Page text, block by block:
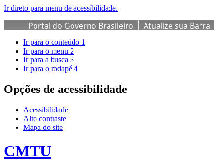
Ir direto para menu de acessibilidade.
Portal do Governo Brasileiro
Atualize sua Barra
de Governo
Ir para o conteúdo 1
Ir para o menu 2
Ir para a busca 3
Ir para o rodapé 4
Opções de acessibilidade
Acessibilidade
Alto contraste
Mapa do site
CMTU